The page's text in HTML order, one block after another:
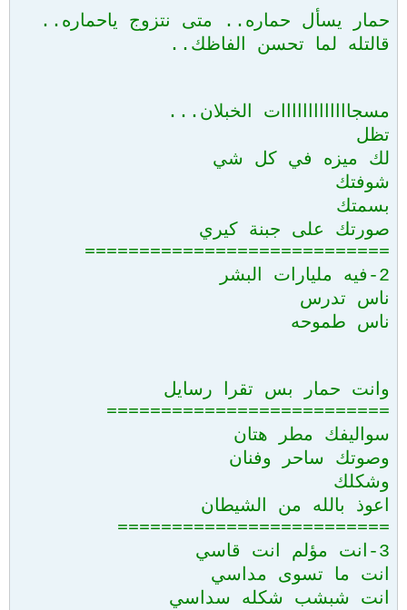
حمار يسأل حماره.. متى نتزوج ياحماره..
قالتله لما تحسن الفاظك..
مسجااااااااااااات الخبلان...
تظل
لك ميزه في كل شي
شوفتك
بسمتك
صورتك على جبنة كيري
============================
2-فيه مليارات البشر
ناس تدرس
ناس طموحه
وانت حمار بس تقرا رسايل
==========================
سواليفك مطر هتان
وصوتك ساحر وفنان
وشكلك
اعوذ بالله من الشيطان
=========================
3-انت مؤلم انت قاسي
انت ما تسوى مداسي
انت شبشب شكله سداسي